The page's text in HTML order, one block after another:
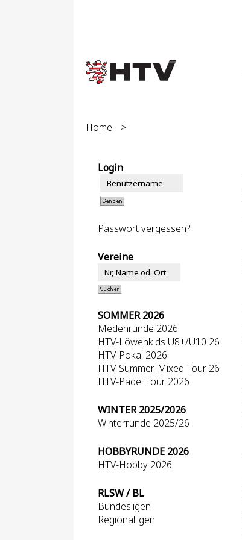
Home >
Login
Passwort vergessen?
Vereine
SOMMER 2026
Medenrunde 2026
HTV-Löwenkids U8+/U10 26
HTV-Pokal 2026
HTV-Summer-Mixed Tour 26
HTV-Padel Tour 2026
WINTER 2025/2026
Winterrunde 2025/26
HOBBYRUNDE 2026
HTV-Hobby 2026
RLSW / BL
Bundesligen
Regionalligen